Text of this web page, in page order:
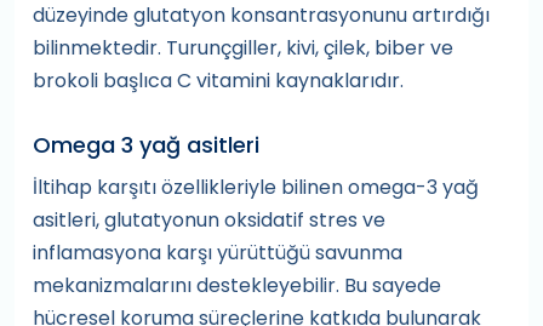
düzeyinde glutatyon konsantrasyonunu artırdığı
bilinmektedir. Turunçgiller, kivi, çilek, biber ve
brokoli başlıca C vitamini kaynaklarıdır.
Omega 3 yağ asitleri
İltihap karşıtı özellikleriyle bilinen omega-3 yağ
asitleri, glutatyonun oksidatif stres ve
inflamasyona karşı yürüttüğü savunma
mekanizmalarını destekleyebilir. Bu sayede
hücresel koruma süreçlerine katkıda bulunarak